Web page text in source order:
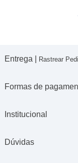
Entrega | Rastrear
Formas de
Institucional
Dúvidas